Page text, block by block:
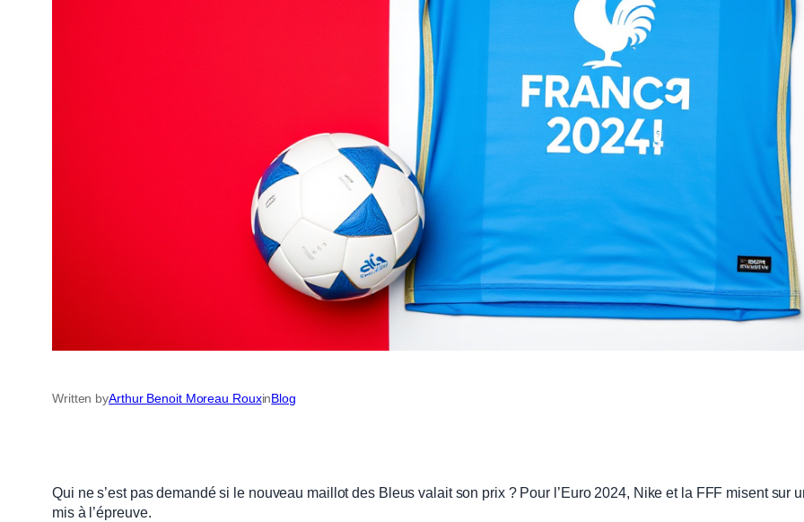
Written byArthur Benoit Moreau RouxinBlog
Qui ne s’est pas demandé si le nouveau maillot des Bleus valait son prix ? Pour l’Euro 2024, Nike et la FFF misent
mis à l’épreuve.